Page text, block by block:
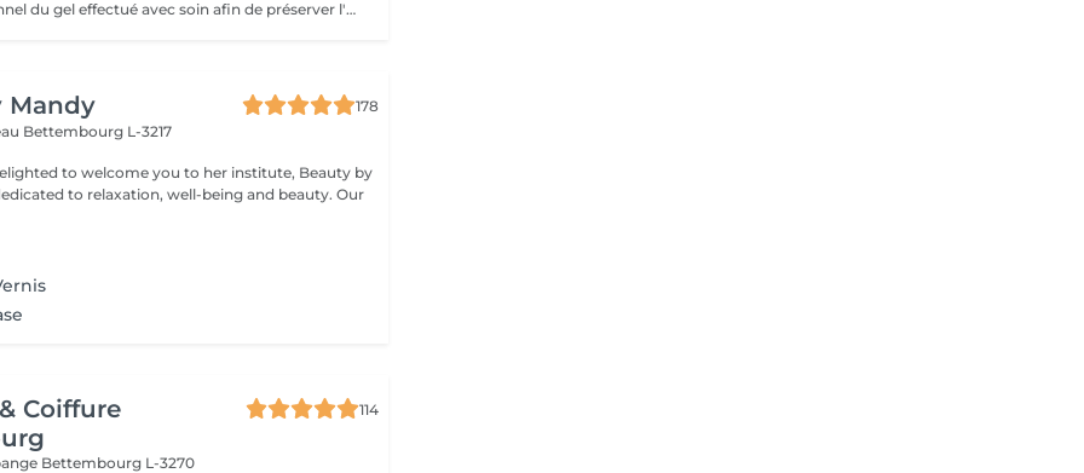
Retrait professionnel du gel effectué avec soin afin de préserver l'ongle naturel. Le service comprend la manucure russe, la mise en forme de l'ongle et une pose de vernis traditionnel transparent, pour une finition propre, soignée et naturelle.
Mandy
178
Bettembourg L-3217
to welcome you to her institute, Beauty by
to relaxation, well-being and beauty. Our
Coiffure
114
Bettembourg L-3270